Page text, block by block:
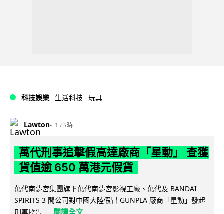
科技娛樂 生活科技 玩具
Lawton 1 小時
萬代刑事追擊假高達廠商「星動」 查獲
貨值逾 650 萬港元假貨
萬代南夢宮集團旗下萬代南夢宮影視工廠、萬代及 BANDAI
SPIRITS 3 間公司對中國大陸假冒 GUNPLA 廠商「星動」發起
閱讀全文